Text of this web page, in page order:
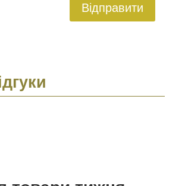
Відправити